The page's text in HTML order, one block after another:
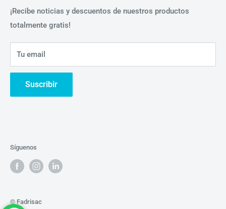
Nosotros
Contáctanos
¡Recibe noticias y descuentos de nuestros productos
totalmente gratis!
Tu email
Suscribir
Síguenos
© Fadrisac